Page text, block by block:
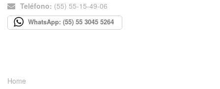
Teléfono: (55) 55-15-49-06
WhatsApp: (55) 55 3045 5264
Home